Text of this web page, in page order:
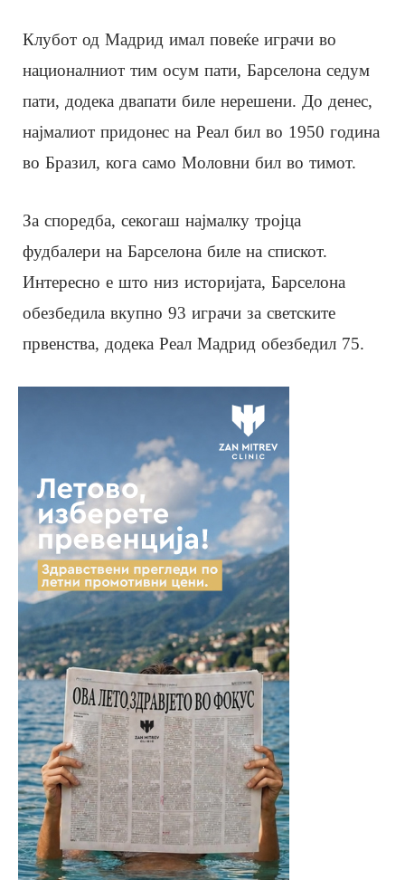
Клубот од Мадрид имал повеќе играчи во
националниот тим осум пати, Барселона седум
пати, додека двапати биле нерешени. До денес,
најмалиот придонес на Реал бил во 1950 година
во Бразил, кога само Моловни бил во тимот.
За споредба, секогаш најмалку тројца
фудбалери на Барселона биле на спискот.
Интересно е што низ историјата, Барселона
обезбедила вкупно 93 играчи за светските
првенства, додека Реал Мадрид обезбедил 75.